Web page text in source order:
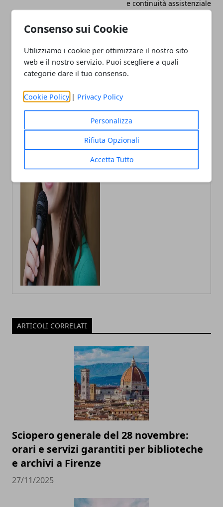
Consenso sui Cookie
Utilizziamo i cookie per ottimizzare il nostro sito
web e il nostro servizio. Puoi scegliere a quali
categorie dare il tuo consenso.
Cookie Policy | Privacy Policy
Personalizza
Rifiuta Opzionali
Accetta Tutto
e continuità assistenziale
Annalisa Biasi
Autrice di articoli per blog, laureata
ARTICOLI CORRELATI
Sciopero generale del 28 novembre:
orari e servizi garantiti per biblioteche
e archivi a Firenze
27/11/2025